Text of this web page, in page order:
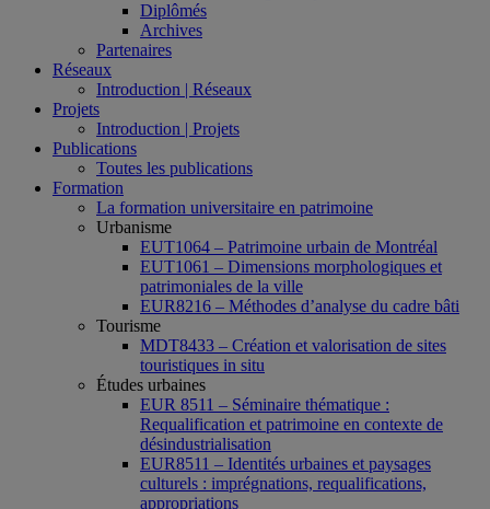
Diplômés
Archives
Partenaires
Réseaux
Introduction | Réseaux
Projets
Introduction | Projets
Publications
Toutes les publications
Formation
La formation universitaire en patrimoine
Urbanisme
EUT1064 – Patrimoine urbain de Montréal
EUT1061 – Dimensions morphologiques et
patrimoniales de la ville
EUR8216 – Méthodes d’analyse du cadre bâti
Tourisme
MDT8433 – Création et valorisation de sites
touristiques in situ
Études urbaines
EUR 8511 – Séminaire thématique :
Requalification et patrimoine en contexte de
désindustrialisation
EUR8511 – Identités urbaines et paysages
culturels : imprégnations, requalifications,
appropriations